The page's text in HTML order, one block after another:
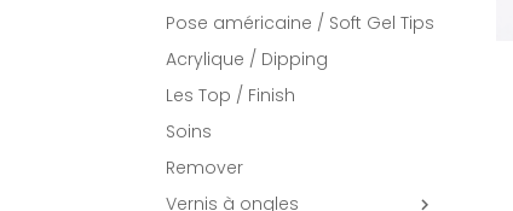
Pose américaine / Soft Gel Tips
Acrylique / Dipping
Les Top / Finish
Soins
Remover
Vernis à ongles
